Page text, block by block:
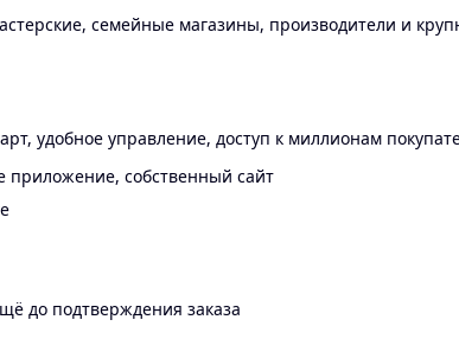
семейные магазины, производители и
удобное управление, доступ к миллионам
приложение, собственный сайт
до подтверждения заказа